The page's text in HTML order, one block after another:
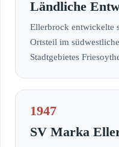
Ländliche
Ellerbrock entwickelte
Ortsteil im
Stadtgebietes
1947
SV Marka